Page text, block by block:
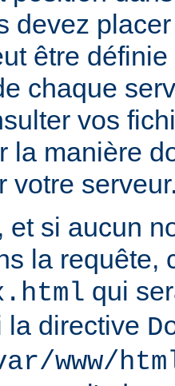
devez
être
chaque
vos
la manière
votre
et si aucun
la requête,
qui
la directive
www/